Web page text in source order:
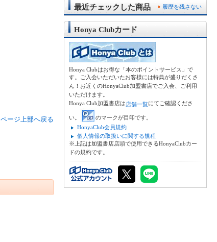
ページ上部へ戻る
履歴を残さない
最近チェックした商品
Honya Clubカード
Honya Clubはお得な「本のポイントサービス」で
す。ご入会いただいたお客様には特典が盛りだくさ
ん！お近くのHonyaClub加盟書店でご入会、ご利用
いただけます。
Honya Club加盟書店は店舗一覧にてご確認くださ
い。
のマークが目印です。
HonyaClub会員規約
個人情報の取扱いに関する規程
※上記は加盟書店店頭で使用できるHonyaClubカー
ドの規約です。